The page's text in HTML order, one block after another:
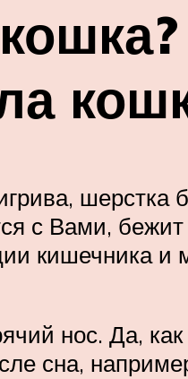
шерстка
с Вами,
кишечника и
нос. Да,
сна,